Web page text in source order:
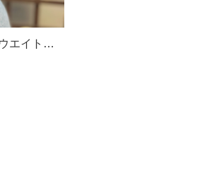
サイドを短くしてスッキリ ウエイトを上げたカットで若々しい印象に